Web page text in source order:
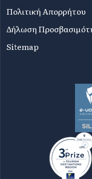
Πολιτική Απορρήτου
Δήλωση
Sitemap